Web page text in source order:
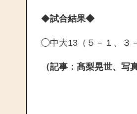
◆試合結果◆
◯中大13（５－１、３
（記事：髙梨晃世、写